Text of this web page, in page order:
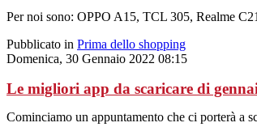
Per noi sono: OPPO A15, TCL 305, Realme
Pubblicato in Prima dello shopping
Domenica, 30 Gennaio 2022 08:15
Le migliori app da scaricare di
Cominciamo un appuntamento che ci porterà a